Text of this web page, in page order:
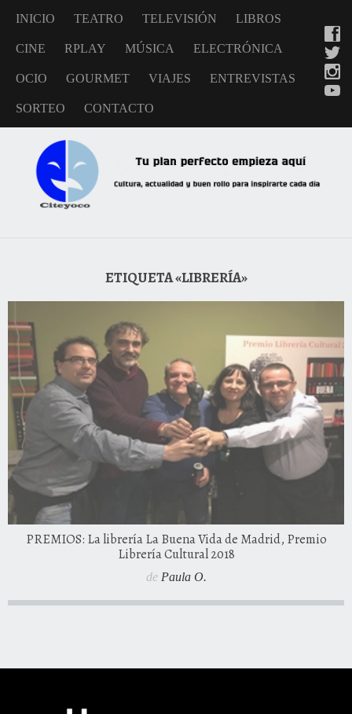
INICIO TEATRO TELEVISIÓN LIBROS
CINE RPLAY MÚSICA ELECTRÓNICA
OCIO GOURMET VIAJES ENTREVISTAS
SORTEO CONTACTO
ETIQUETA «LIBRERÍA»
PREMIOS: La librería La Buena Vida de Madrid, Premio
Librería Cultural 2018
de Paula O.